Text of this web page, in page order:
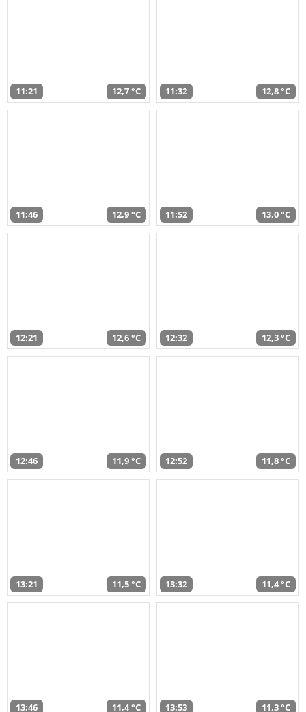
11:21 12,7 °C 11:32 12,8 °C
11:46 12,9 °C 11:52 13,0 °C
12:21 12,6 °C 12:32 12,3 °C
12:46 11,9 °C 12:52 11,8 °C
13:21 11,5 °C 13:32 11,4 °C
13:46 11,4 °C 13:53 11,3 °C